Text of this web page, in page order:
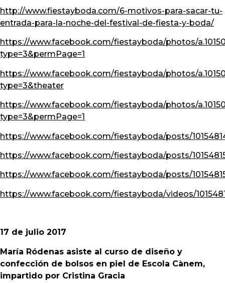
http://www.fiestayboda.com/6-motivos-para-sacar-tu-
entrada-para-la-noche-del-festival-de-fiesta-y-boda/
https://www.facebook.com/fiestayboda/photos/
type=3&permPage=1
https://www.facebook.com/fiestayboda/photos/
type=3&theater
https://www.facebook.com/fiestayboda/photos/
type=3&permPage=1
https://www.facebook.com/fiestayboda/posts/
https://www.facebook.com/fiestayboda/posts/
https://www.facebook.com/fiestayboda/posts/
https://www.facebook.com/fiestayboda/videos/
17 de julio 2017
María Ródenas asiste al curso de diseño y
confección de bolsos en piel de Escola Cànem,
impartido por Cristina Gracia